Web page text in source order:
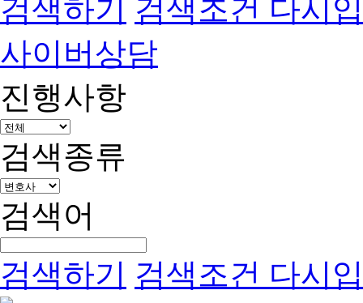
검색하기 검색조건 다시
사이버상담
진행사항
검색종류
검색어
검색하기 검색조건 다시